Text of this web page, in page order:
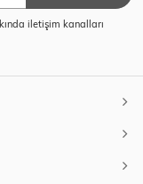
iletişim kanalları